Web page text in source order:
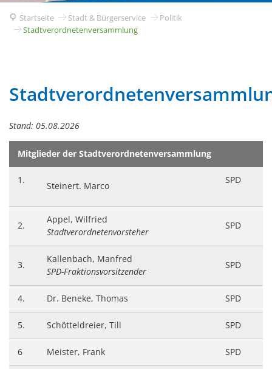
Startseite Stadt & Bürgerservice
Politik
Stadtverordnetenversammlung
Stand: 05.08.2026
Mitglieder der Stadtverordnetenversammlung
1.
Steinert. Marco
SPD
2.
Appel, Wilfried
Stadtverordnetenvorsteher
SPD
3.
Kallenbach, Manfred
SPD-Fraktionsvorsitzender
SPD
4. Dr. Beneke, Thomas SPD
5. Schötteldreier, Till SPD
6 Meister, Frank SPD